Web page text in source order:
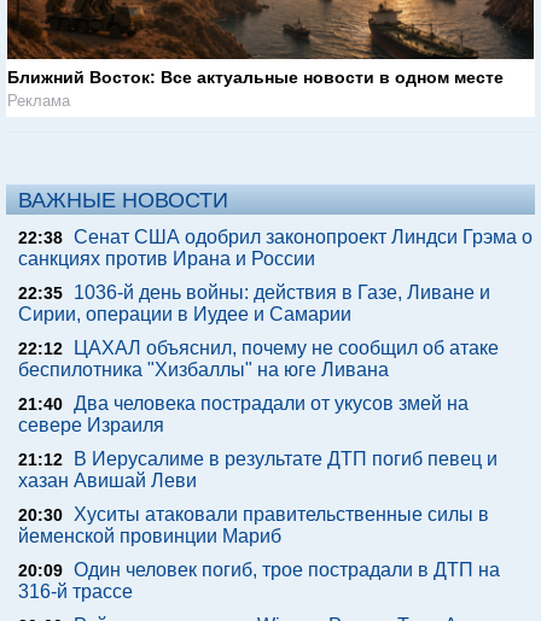
Ближний Восток: Все актуальные новости в одном месте
Реклама
ВАЖНЫЕ НОВОСТИ
22:38 Сенат США одобрил законопроект Линдси Грэма о
санкциях против Ирана и России
22:35
1036-й день войны: действия в Газе, Ливане и
Сирии, операции в Иудее и Самарии
22:12
ЦАХАЛ объяснил, почему не сообщил об атаке
беспилотника "Хизбаллы" на юге Ливана
21:40 Два человека пострадали от укусов змей на
севере Израиля
21:12
В Иерусалиме в результате ДТП погиб певец и
хазан Авишай Леви
20:30 Хуситы атаковали правительственные силы в
йеменской провинции Мариб
20:09 Один человек погиб, трое пострадали в ДТП на
316-й трассе